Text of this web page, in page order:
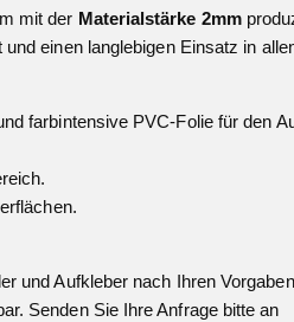
mit der Materialstärke 2mm
einen langlebigen Einsatz in
farbintensive PVC-Folie für den
und Aufkleber nach Ihren
Senden Sie Ihre Anfrage bitte an